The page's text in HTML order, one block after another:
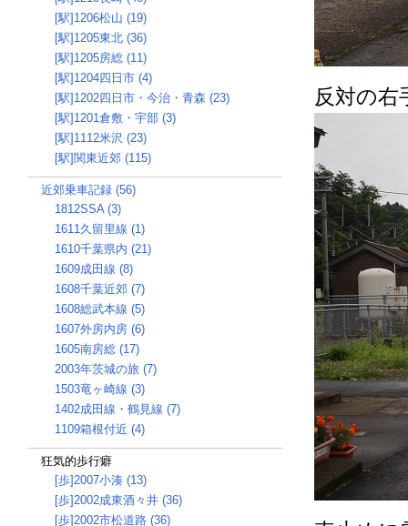
反対の右
[駅]1206松山 (19)
[駅]1205東北 (36)
[駅]1205房総 (11)
[駅]1204四日市 (4)
[駅]1202四日市・今治・青森 (23)
[駅]1201倉敷・宇部 (3)
[駅]1112米沢 (23)
[駅]関東近郊 (115)
近郊乗車記録 (56)
1812SSA (3)
1611久留里線 (1)
1610千葉県内 (21)
1609成田線 (8)
1608千葉近郊 (7)
1608総武本線 (5)
1607外房内房 (6)
1605南房総 (17)
2003年茨城の旅 (7)
1503竜ヶ崎線 (3)
1402成田線・鶴見線 (7)
1109箱根付近 (4)
狂気的歩行癖
[歩]2007小湊 (13)
[歩]2002成東酒々井 (36)
[歩]2002市松道路 (36)